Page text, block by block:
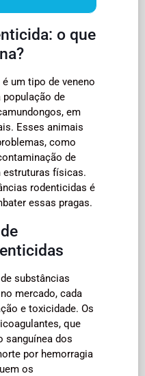
o que
um tipo de veneno
de
em
Esses animais
como
de
físicas.
rodenticidas é
essas pragas.
substâncias
mercado, cada
e toxicidade. Os
que
sanguínea dos
por hemorragia
os